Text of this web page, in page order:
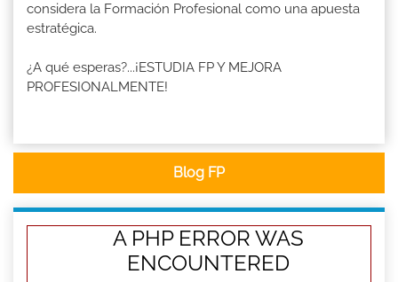
considera la Formación Profesional como una apuesta
estratégica.
¿A qué esperas?...¡ESTUDIA FP Y MEJORA
PROFESIONALMENTE!
Blog FP
A PHP ERROR WAS
ENCOUNTERED